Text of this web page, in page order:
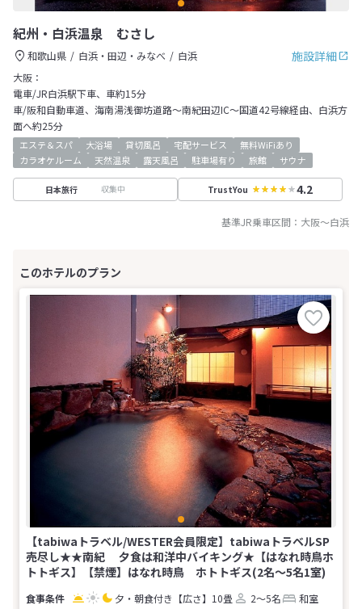
紀州・白浜温泉 むさし
施設詳細
和歌山県 白浜・田辺・みなべ
白浜
大阪：
電車/JR白浜駅下車、車約15分
車/阪和自動車道、海南湯浅御坊道路～南紀田辺IC～国道42号線経由、白浜方
面へ約25分
エステ＆スパ 大浴場 貸切風呂 宅配サービス
無料WiFiあり
カラオケルーム
天然温泉 露天風呂 駐車場有り 旅館 サウナ
日本旅行 収集中 TrustYou 4.2
基準JR乗車区間： 大阪～白浜
【tabiwaトラベル/WESTER会員限定】tabiwaトラベルSP
売尽し★★南紀 夕食は和洋中バイキング★【はなれ時鳥ホ
トトギス】【禁煙】はなれ時鳥 ホトトギス(2名～5名1室)
夕・朝食付き 【広さ】10畳 2～5名
和室